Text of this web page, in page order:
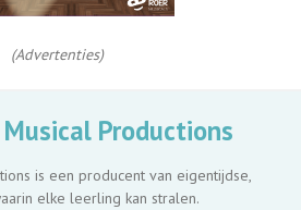
(Advertenties)
Productions
is een producent van eigentijdse,
elke leerling kan stralen.